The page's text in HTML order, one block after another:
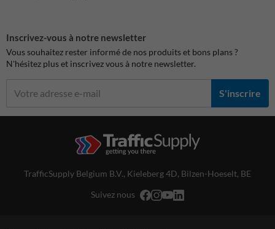
Inscrivez-vous à notre newsletter
Vous souhaitez rester informé de nos produits et bons plans ?
N'hésitez plus et inscrivez vous à notre newsletter.
S'inscrire
TrafficSupply Belgium B.V., Kieleberg 4D, Bilzen-Hoeselt, BE
Suivez nous